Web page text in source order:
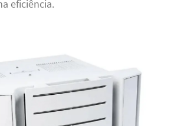
eficiência.